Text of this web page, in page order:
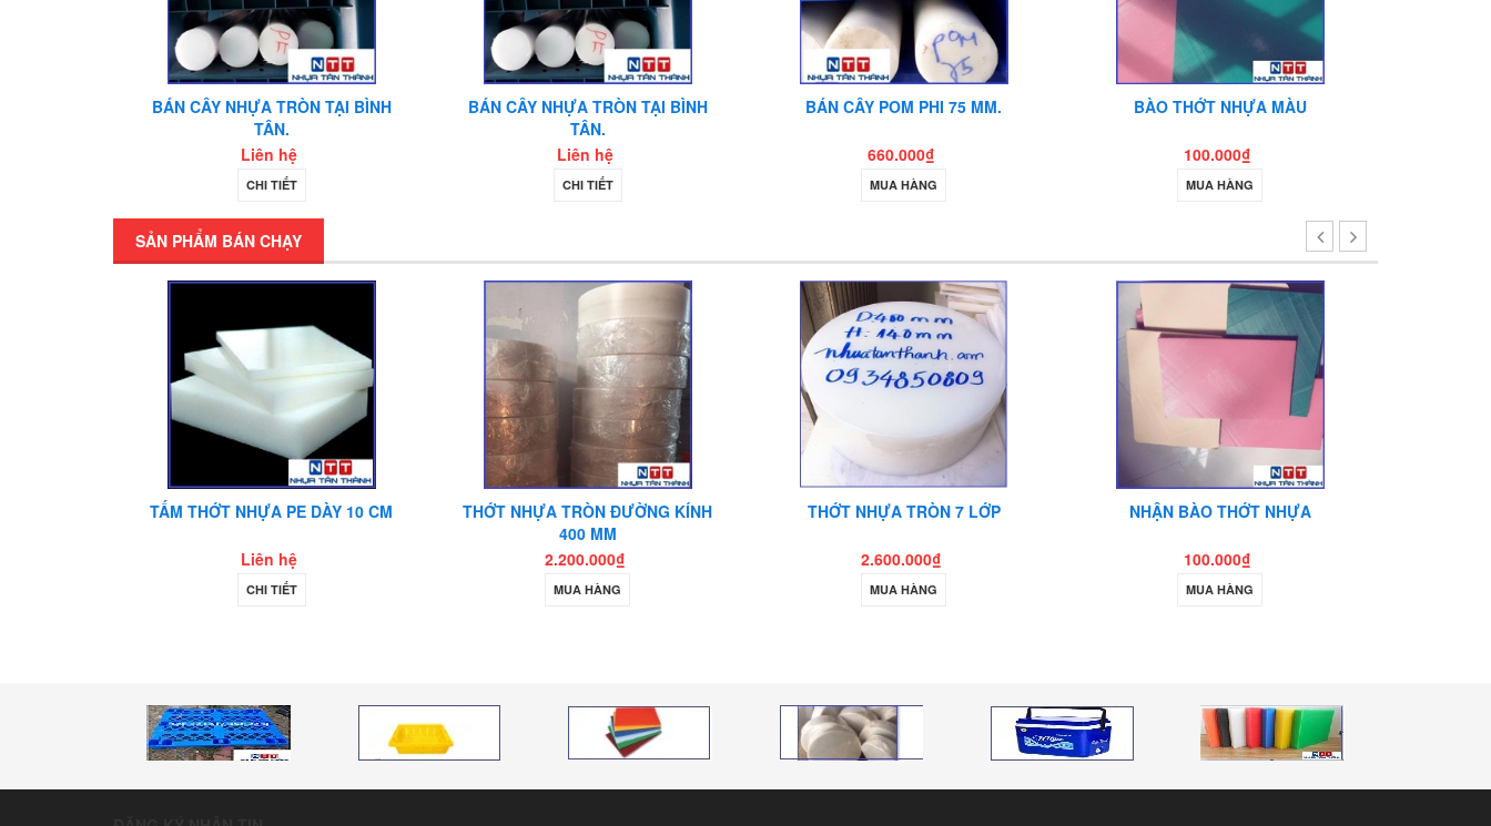
BÁN CÂY NHỰA TRÒN TẠI BÌNH
TÂN.
Liên hệ
CHI TIẾT
BÁN CÂY NHỰA TRÒN TẠI BÌNH
TÂN.
Liên hệ
CHI TIẾT
BÁN CÂY POM PHI 75 MM.
660.000₫
MUA HÀNG
BÀO THỚT NHỰA MÀU
100.000₫
MUA HÀNG
SẢN PHẨM BÁN CHẠY
TẤM THỚT NHỰA PE DÀY 10 CM
Liên hệ
CHI TIẾT
THỚT NHỰA TRÒN ĐƯỜNG KÍNH
400 MM
2.200.000₫
MUA HÀNG
THỚT NHỰA TRÒN 7 LỚP
2.600.000₫
MUA HÀNG
NHẬN BÀO THỚT NHỰA
100.000₫
MUA HÀNG